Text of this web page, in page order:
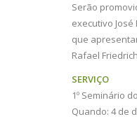
Serão
executivo
que
Rafael
SERVIÇO
1º Seminário
Quando: 4 de